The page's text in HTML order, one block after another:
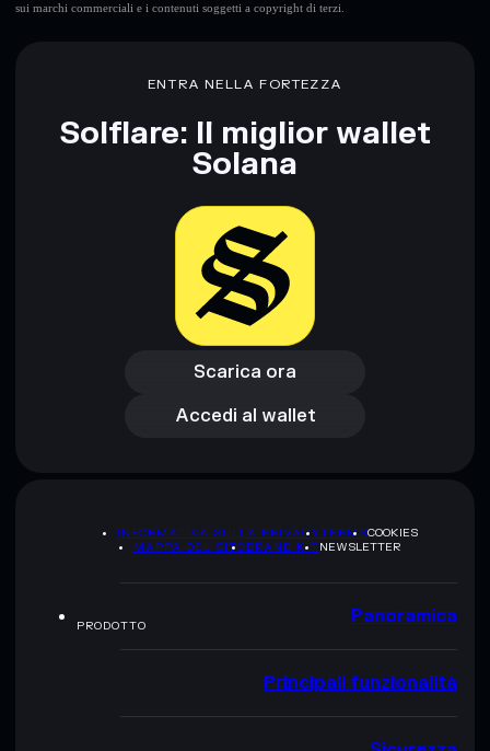
sui marchi commerciali e i contenuti soggetti a copyright di terzi.
ENTRA NELLA FORTEZZA
Solflare: Il miglior wallet
Solana
Scarica ora
Scarica ora
Accedi al wallet
Accedi al wallet
INFORMATIVA SULLA PRIVACYTERMSCOOKIES
MAPPA DEL SITOBRAND KITNEWSLETTER
PRODOTTO Panoramica
Principali funzionalità